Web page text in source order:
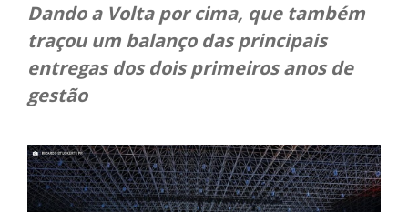
Dando a Volta por cima, que também
traçou um balanço das principais
entregas dos dois primeiros anos de
gestão